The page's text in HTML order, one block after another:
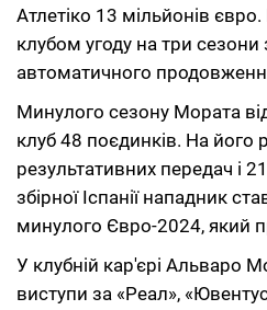
Атлетіко 13 мільйонів євро.
клубом угоду на три сезони
автоматичного
Минулого сезону Мората
клуб 48 поєдинків. На його
результативних передач і
збірної Іспанії нападник
минулого Євро-2024, який
У клубній кар'єрі Альваро
виступи за «Реал»,